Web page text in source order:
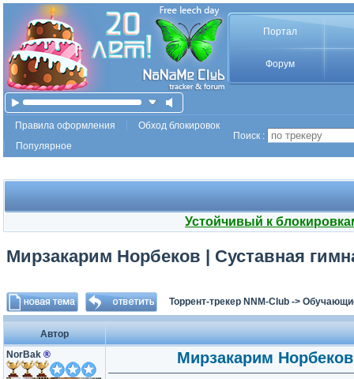
Портал
Форум
Правила оформления
Обход блокировок
Популярное
Поиск :
Устойчивый к
Мирзакарим Норбеков | Суставная
Торрент-трекер NNM-Club ->
Автор
NorBak ® Мирзакарим